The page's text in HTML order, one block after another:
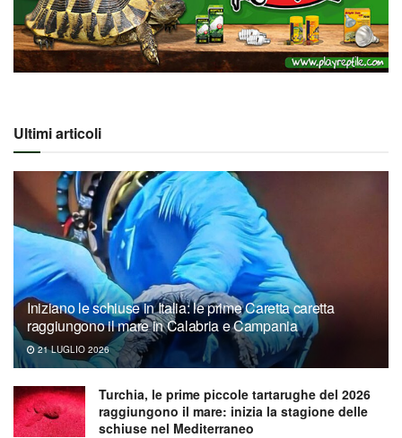
Ultimi articoli
Iniziano le schiuse in Italia: le prime Caretta caretta
raggiungono il mare in Calabria e Campania
21 LUGLIO 2026
Turchia, le prime piccole tartarughe del 2026
raggiungono il mare: inizia la stagione delle
schiuse nel Mediterraneo